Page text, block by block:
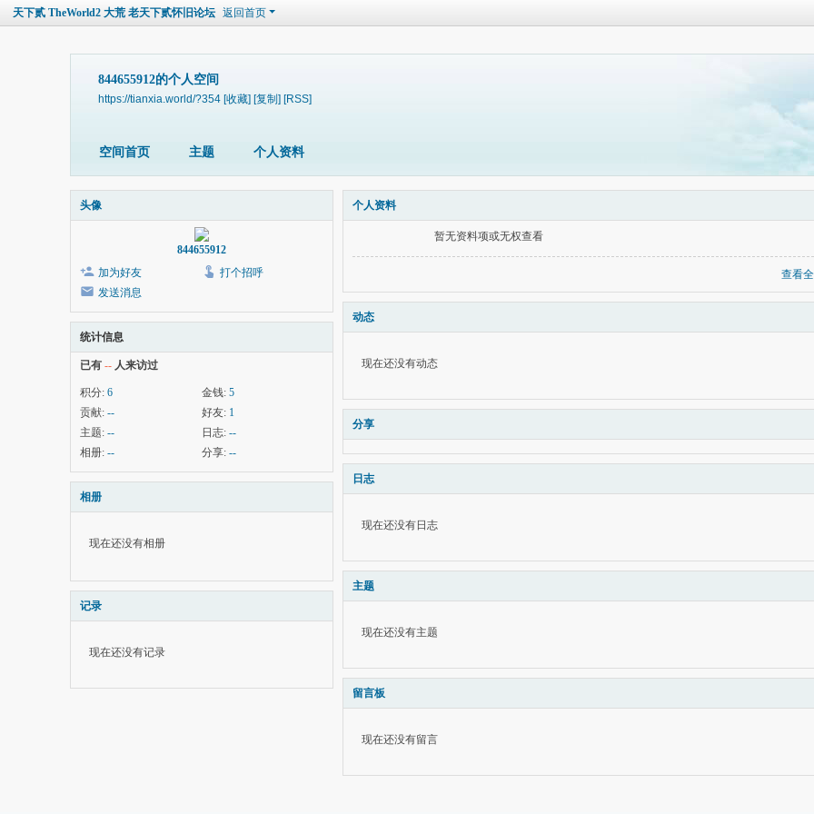
天下贰 TheWorld2 大荒 老天下贰怀旧论坛 返回首页
844655912的个人空间
https://tianxia.world/?354 [收藏] [复制] [RSS]
空间首页 主题 个人资料
头像
844655912
加为好友
打个招呼
发送消息
统计信息
已有 -- 人来访过
积分: 6 金钱: 5
贡献: -- 好友: 1
主题: -- 日志: --
相册: -- 分享: --
相册
现在还没有相册
记录
现在还没有记录
个人资料
暂无资料项或无权查看
查看
动态
现在还没有动态
分享
日志
现在还没有日志
主题
现在还没有主题
留言板
现在还没有留言